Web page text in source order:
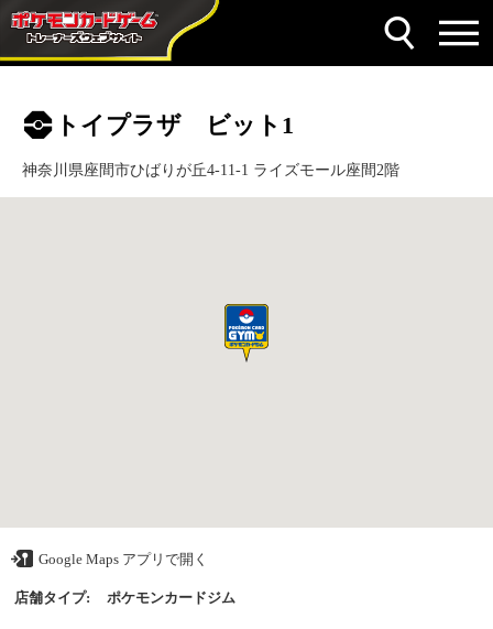
トイプラザ ビット1
神奈川県座間市ひばりが丘4-11-1 ライズモール座間2階
Google Maps アプリで開く
店舗タイプ: ポケモンカードジム